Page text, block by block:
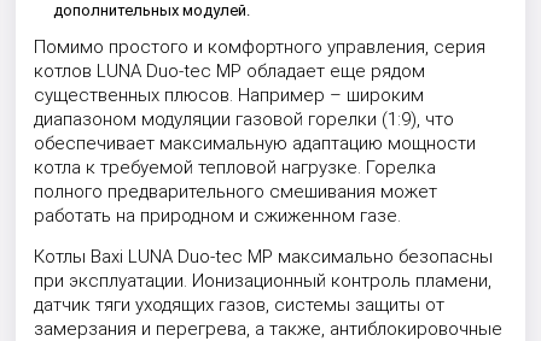
дополнительных модулей.
Помимо простого и комфортного управления, серия
котлов LUNA Duo-tec MP обладает еще рядом
существенных плюсов. Например – широким
диапазоном модуляции газовой горелки (1:9), что
обеспечивает максимальную адаптацию мощности
котла к требуемой тепловой нагрузке. Горелка
полного предварительного смешивания может
работать на природном и сжиженном газе.
Котлы Baxi LUNA Duo-tec MP максимально безопасны
при эксплуатации. Ионизационный контроль пламени,
датчик тяги уходящих газов, системы защиты от
замерзания и перегрева, а также, антиблокировочные